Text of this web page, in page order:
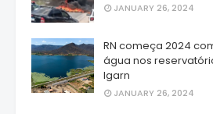
JANUARY 26, 2024
RN começa 2024
água nos
Igarn
JANUARY 26, 2024